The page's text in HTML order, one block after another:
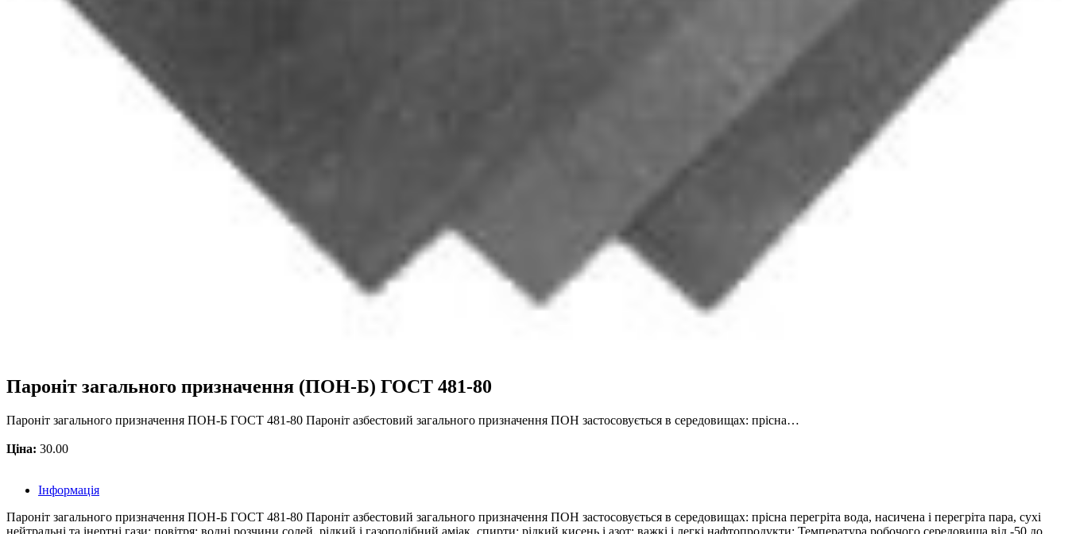
Пароніт загального призначення (ПОН-Б) ГОСТ 481-80
Пароніт загального призначення ПОН-Б ГОСТ 481-80 Пароніт азбестовий загального призначення ПОН застосовується в середовищах: прісна…
Ціна: 30.00
Інформація
Пароніт загального призначення ПОН-Б ГОСТ 481-80 Пароніт азбестовий загального призначення ПОН застосовується в середовищах: прісна перегріта вода, насичена і перегріта пара, сухі
нейтральні та інертні гази; повітря; водні розчини солей, рідкий і газоподібний аміак, спирти; рідкий кисень і азот; важкі і легкі нафтопродукти; Температура робочого середовища від -50 до